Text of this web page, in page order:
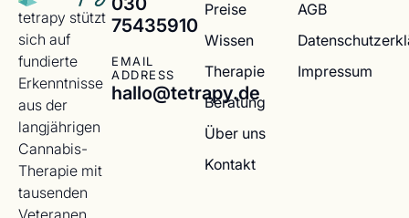
tetrapy stützt
sich auf
fundierte
Erkenntnisse
aus der
langjährigen
Cannabis-
Therapie mit
tausenden
75435910
EMAIL
ADDRESS
hallo@tetrapy.de
Preise
Wissen
Therapie
Beratung
Über uns
Kontakt
AGB
Impressum